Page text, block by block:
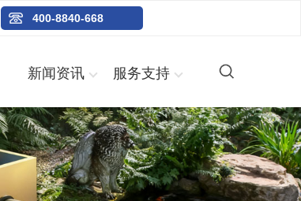
400-8840-668
新闻资讯 服务支持